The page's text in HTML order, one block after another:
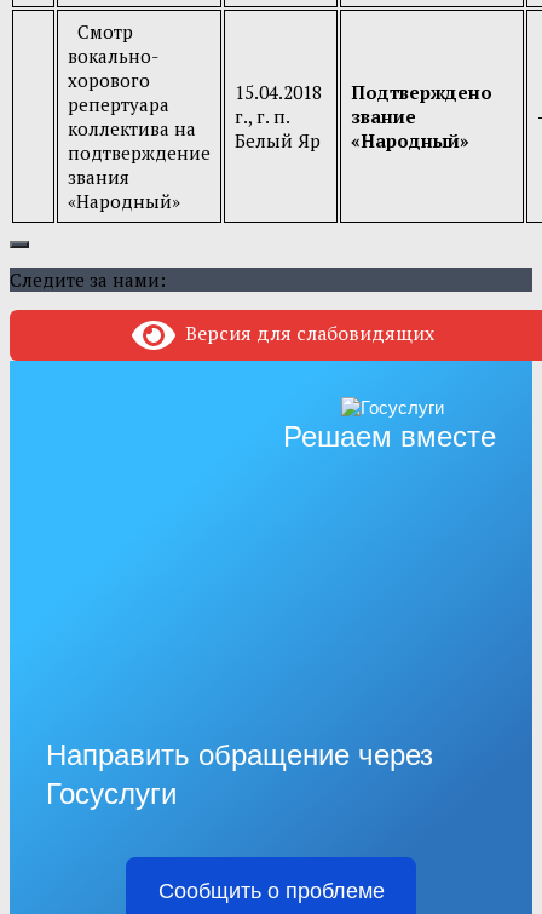
Смотр
вокально-
хорового
репертуара
коллектива на
подтверждение
звания
«Народный»
15.04.2018
г., г. п.
Белый Яр
Подтверждено
звание
«Народный»
Следите за нами:
Версия для слабовидящих
Решаем вместе
Направить обращение через
Госуслуги
Сообщить о проблеме